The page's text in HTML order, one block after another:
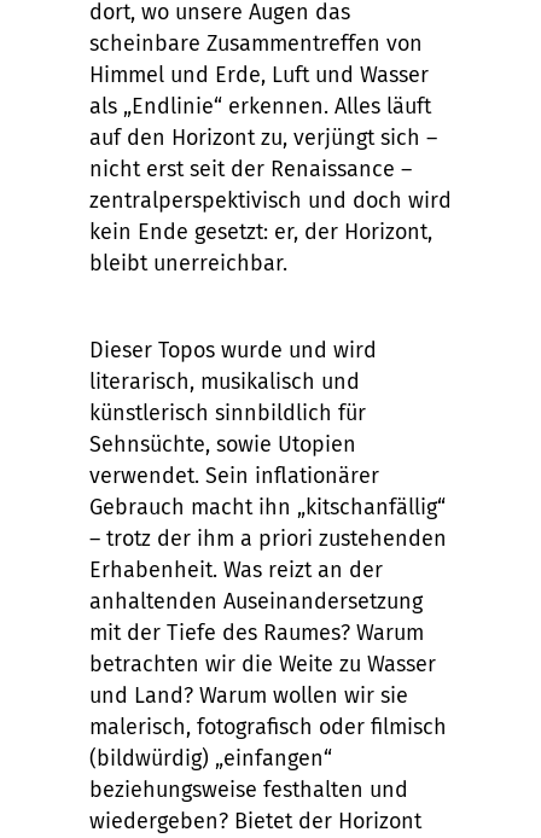
dort, wo unsere Augen das
scheinbare Zusammentreffen von
Himmel und Erde, Luft und Wasser
als „Endlinie“ erkennen. Alles läuft
auf den Horizont zu, verjüngt sich –
nicht erst seit der Renaissance –
zentralperspektivisch und doch wird
kein Ende gesetzt: er, der Horizont,
bleibt unerreichbar.
Dieser Topos wurde und wird
literarisch, musikalisch und
künstlerisch sinnbildlich für
Sehnsüchte, sowie Utopien
verwendet. Sein inflationärer
Gebrauch macht ihn „kitschanfällig“
– trotz der ihm a priori zustehenden
Erhabenheit. Was reizt an der
anhaltenden Auseinandersetzung
mit der Tiefe des Raumes? Warum
betrachten wir die Weite zu Wasser
und Land? Warum wollen wir sie
malerisch, fotografisch oder filmisch
(bildwürdig) „einfangen“
beziehungsweise festhalten und
wiedergeben? Bietet der Horizont